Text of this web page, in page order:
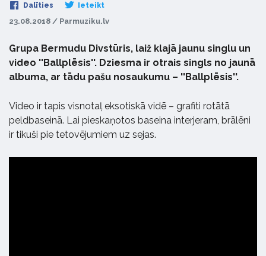
Dalīties Ieteikt
23.08.2018 / Parmuziku.lv
Grupa Bermudu Divstūris, laiž klajā jaunu singlu un
video ''Ballplēsis''. Dziesma ir otrais singls no jaunā
albuma, ar tādu pašu nosaukumu – ''Ballplēsis''.
Video ir tapis visnotaļ eksotiskā vidē – grafiti rotātā
peldbaseinā. Lai pieskaņotos baseina interjeram, brālēni
ir tikuši pie tetovējumiem uz sejas.